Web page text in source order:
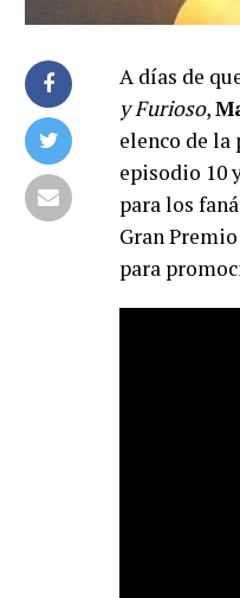
A días de
y Furioso,
elenco de
episodio 10
para los
Gran
para